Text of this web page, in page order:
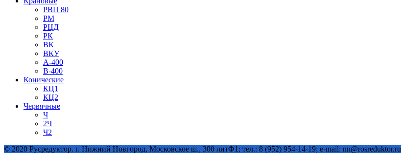
РВЦ 80
РМ
РЦД
РК
ВК
ВКУ
А-400
В-400
Конические
КЦ1
КЦ2
Червячные
Ч
2Ч
Ч2
© 2020 Русредуктор. г. Нижний Новгород, Московское ш., 300 литФ1; тел.: 8 (952) 954-14-19; e-mail: nn@rosreduktor.ru